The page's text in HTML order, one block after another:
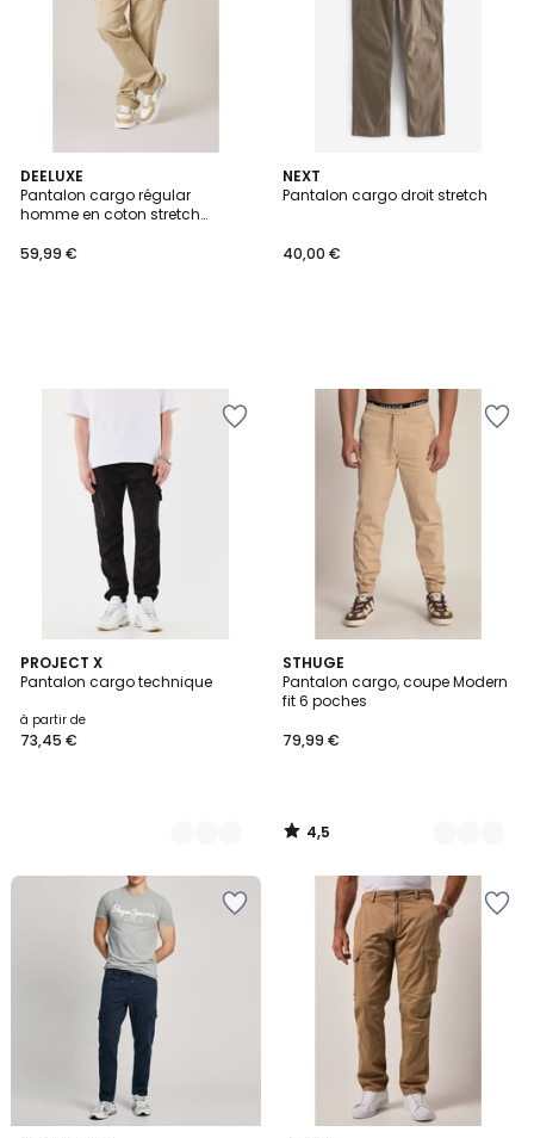
DEELUXE
Pantalon cargo régular
homme en coton stretch
59,99 €
NEXT
Pantalon cargo droit stretch
40,00 €
PROJECT X
Pantalon cargo technique
à partir de
73,45 €
2
Couleurs
STHUGE
Pantalon cargo, coupe Modern
fit 6 poches
79,99 €
4,5
/ 5
3
Couleurs
4,5
/